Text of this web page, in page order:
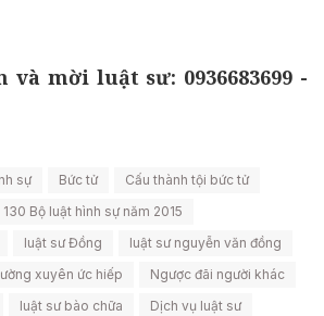
mời luật sư: 0936683699 -
sự Bức tử
Cấu thành tội bức tử
Bộ luật hình sự năm 2015
luật sư Đồng
luật sư nguyễn văn đồng
xuyên ức hiếp
Ngược đãi người khác
luật sư bào chữa
Dịch vụ luật sư